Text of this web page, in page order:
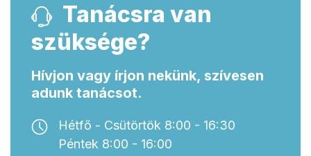
Tanácsra van
szüksége?
Hívjon vagy írjon nekünk, szívesen
adunk tanácsot.
Hétfő - Csütörtök 8:00 - 16:30
Péntek 8:00 - 16:00